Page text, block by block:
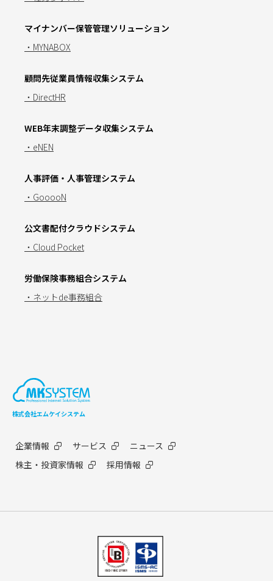
マイナンバー保管管理ソリューション
・MYNABOX
顧問先従業員情報収集システム
・DirectHR
WEB年末調整データ収集システム
・eNEN
人事評価・人事管理システム
・GooooN
公文書配付クラウドシステム
・Cloud Pocket
労働保険事務組合システム
・ネットde事務組合
株式会社エムケイシステム
企業情報 サービス
ニュース
株主・投資家情報
採用情報